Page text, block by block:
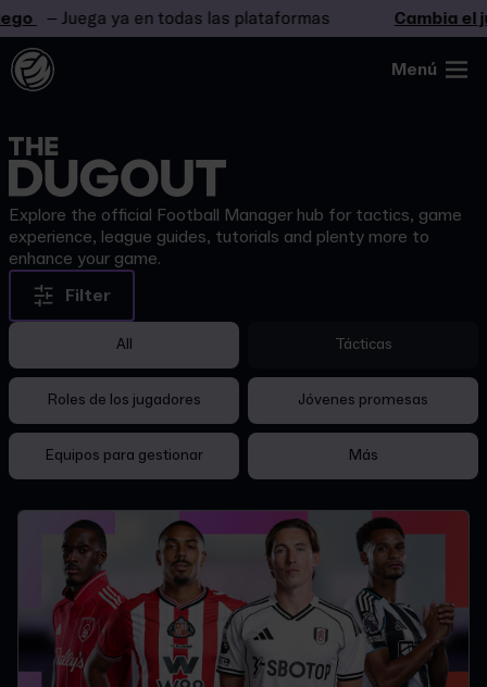
– Juega ya en todas las plataformas Cambia el
Menú
Explore the official Football Manager hub for tactics, game
experience, league guides, tutorials and plenty more to
enhance your game.
Filter
All Tácticas
Roles de los jugadores Jóvenes promesas
Equipos para gestionar Más